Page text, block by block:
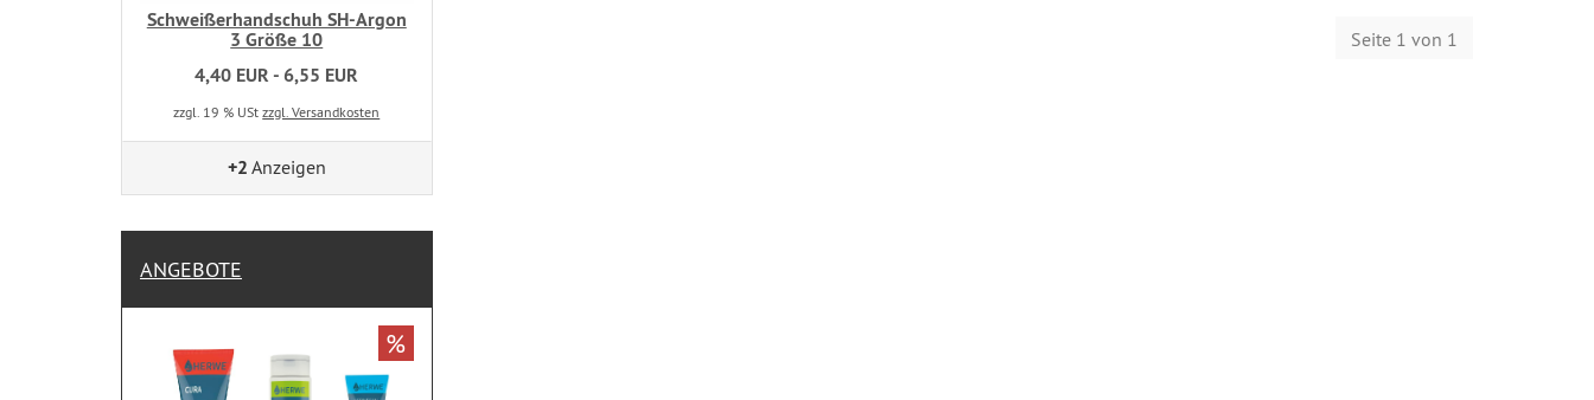
Seite 1 von 1
Schweißerhandschuh SH-Argon
3 Größe 10
4,40 EUR - 6,55 EUR
zzgl. 19 % UStzzgl. Versandkosten
+2 Anzeigen
ANGEBOTE
%